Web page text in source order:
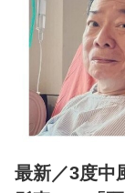
最新／3度中